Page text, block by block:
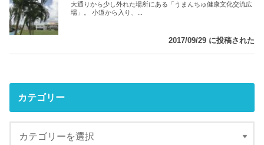
大通りから少し外れた場所にある「うまんちゅ健康文化交流広
場」。 小道から入り、...
2017/09/29 に投稿された
カテゴリー